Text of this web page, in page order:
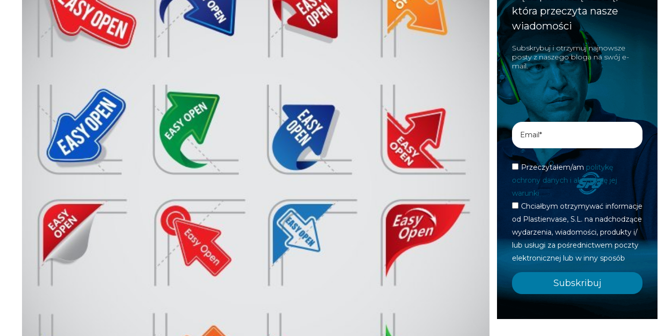
która przeczyta nasze
wiadomości
Subskrybuj i otrzymuj najnowsze
posty z naszego bloga na swój e-
mail.
Przeczytałem/am politykę
ochrony danych i akceptuję jej
warunki
Chciałbym otrzymywać informacje
od Plastienvase, S.L. na nadchodzące
wydarzenia, wiadomości, produkty i/
lub usługi za pośrednictwem poczty
elektronicznej lub w inny sposób